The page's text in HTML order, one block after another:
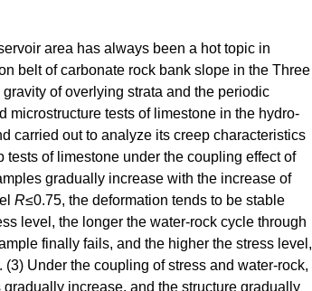
area has always been a hot topic in
belt of carbonate rock bank slope in the Three
of overlying strata and the periodic
tests of limestone in the hydro-
carried out to analyze its creep characteristics
of limestone under the coupling effect of
gradually increase with the increase of
R≤0.75, the deformation tends to be stable
level, the longer the water-rock cycle through
finally fails, and the higher the stress level,
Under the coupling of stress and water-rock,
increase, and the structure gradually